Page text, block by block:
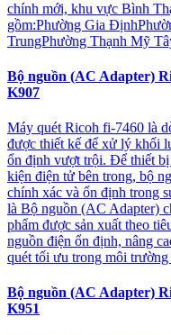
chính mới, khu vực Bình
gồm:Phường Gia
TrungPhường Thạnh Mỹ
Bộ nguồn (AC Adapter)
K907
Máy quét Ricoh fi-7460 là
được thiết kế để xử lý khối
ổn định vượt trội. Để thiết bị
kiện điện tử bên trong, bộ
chính xác và ổn định trong
là Bộ nguồn (AC Adapter)
phẩm được sản xuất theo
nguồn điện ổn định, nâng
quét tối ưu trong môi
Bộ nguồn (AC Adapter)
K951